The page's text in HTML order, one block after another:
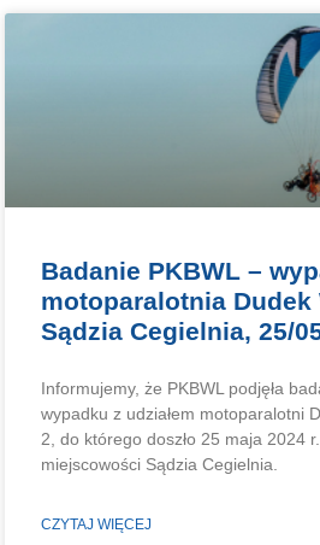
Badanie PKBWL –
motoparalotnia Dudek
Sądzia Cegielnia, 25/
Informujemy, że PKBWL podjęła
wypadku z udziałem motoparalotni
2, do którego doszło 25 maja 2024
miejscowości Sądzia Cegielnia.
CZYTAJ WIĘCEJ